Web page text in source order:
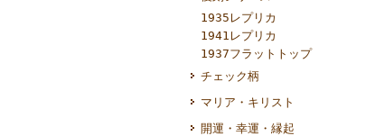
1935レプリカ
1941レプリカ
1937フラットトップ
チェック柄
マリア・キリスト
開運・幸運・縁起